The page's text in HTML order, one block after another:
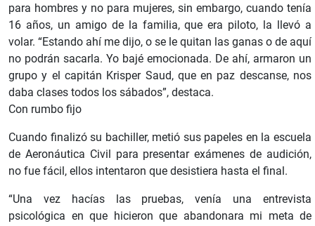
para hombres y no para mujeres, sin embargo, cuando tenía
16 años, un amigo de la familia, que era piloto, la llevó a
volar. “Estando ahí me dijo, o se le quitan las ganas o de aquí
no podrán sacarla. Yo bajé emocionada. De ahí, armaron un
grupo y el capitán Krisper Saud, que en paz descanse, nos
daba clases todos los sábados”, destaca.
Con rumbo fijo
Cuando finalizó su bachiller, metió sus papeles en la escuela
de Aeronáutica Civil para presentar exámenes de audición,
no fue fácil, ellos intentaron que desistiera hasta el final.
“Una vez hacías las pruebas, venía una entrevista
psicológica en que hicieron que abandonara mi meta de